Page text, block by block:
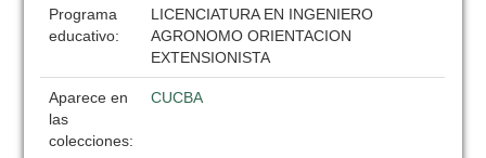
Programa
educativo:
LICENCIATURA EN INGENIERO
AGRONOMO ORIENTACION
EXTENSIONISTA
Aparece en
las
colecciones:
CUCBA